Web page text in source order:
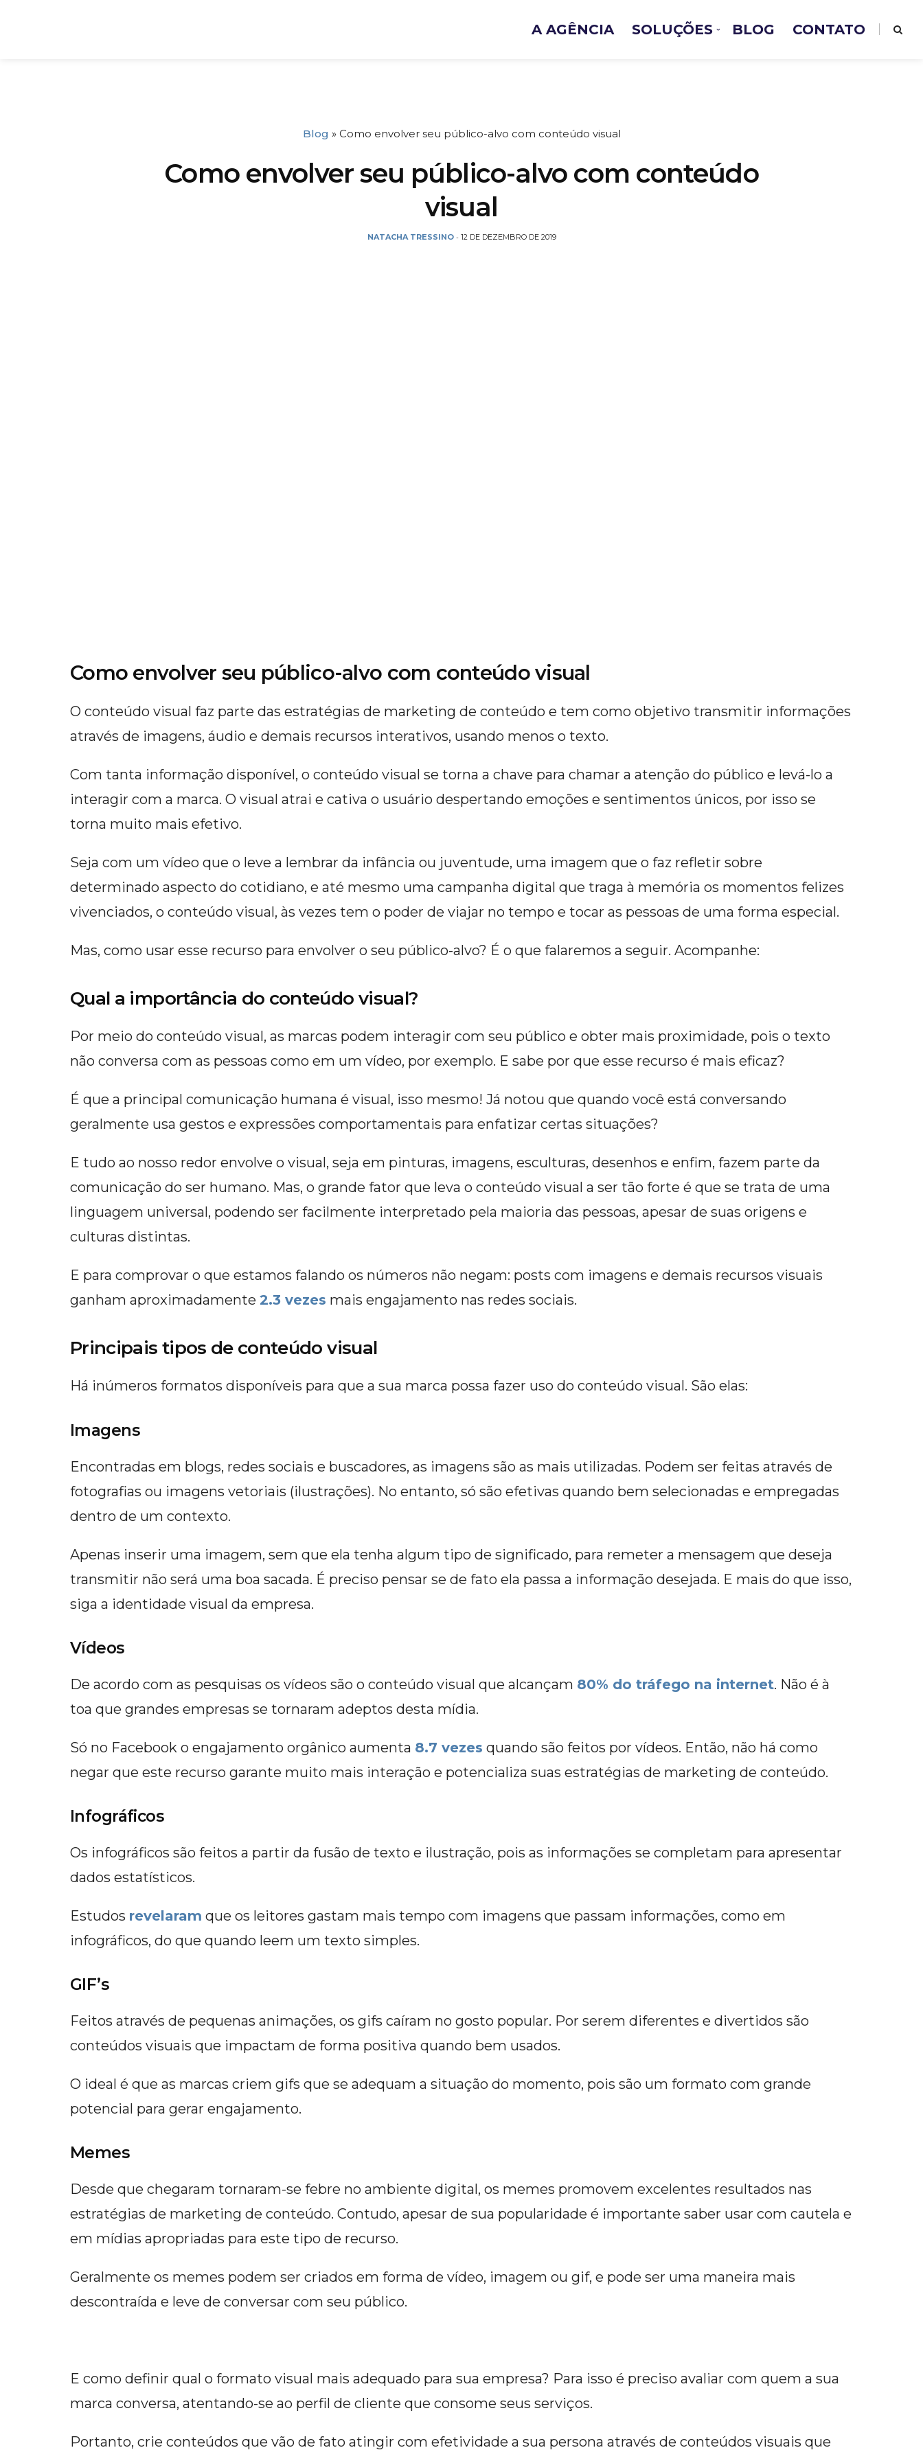
A AGÊNCIA SOLUÇÕES BLOG CONTATO
Blog » Como envolver seu público-alvo com conteúdo visual
Como envolver seu público-alvo com conteúdo
visual
NATACHA TRESSINO - 12 DE DEZEMBRO DE 2019
Como envolver seu público-alvo com conteúdo visual
O conteúdo visual faz parte das estratégias de marketing de conteúdo e tem como objetivo transmitir informações
através de imagens, áudio e demais recursos interativos, usando menos o texto.
Com tanta informação disponível, o conteúdo visual se torna a chave para chamar a atenção do público e levá-lo a
interagir com a marca. O visual atrai e cativa o usuário despertando emoções e sentimentos únicos, por isso se
torna muito mais efetivo.
Seja com um vídeo que o leve a lembrar da infância ou juventude, uma imagem que o faz refletir sobre
determinado aspecto do cotidiano, e até mesmo uma campanha digital que traga à memória os momentos felizes
vivenciados, o conteúdo visual, às vezes tem o poder de viajar no tempo e tocar as pessoas de uma forma especial.
Mas, como usar esse recurso para envolver o seu público-alvo? É o que falaremos a seguir. Acompanhe:
Qual a importância do conteúdo visual?
Por meio do conteúdo visual, as marcas podem interagir com seu público e obter mais proximidade, pois o texto
não conversa com as pessoas como em um vídeo, por exemplo. E sabe por que esse recurso é mais eficaz?
É que a principal comunicação humana é visual, isso mesmo! Já notou que quando você está conversando
geralmente usa gestos e expressões comportamentais para enfatizar certas situações?
E tudo ao nosso redor envolve o visual, seja em pinturas, imagens, esculturas, desenhos e enfim, fazem parte da
comunicação do ser humano. Mas, o grande fator que leva o conteúdo visual a ser tão forte é que se trata de uma
linguagem universal, podendo ser facilmente interpretado pela maioria das pessoas, apesar de suas origens e
culturas distintas.
E para comprovar o que estamos falando os números não negam: posts com imagens e demais recursos visuais
ganham aproximadamente 2.3 vezes mais engajamento nas redes sociais.
Principais tipos de conteúdo visual
Há inúmeros formatos disponíveis para que a sua marca possa fazer uso do conteúdo visual. São elas:
Imagens
Encontradas em blogs, redes sociais e buscadores, as imagens são as mais utilizadas. Podem ser feitas através de
fotografias ou imagens vetoriais (ilustrações). No entanto, só são efetivas quando bem selecionadas e empregadas
dentro de um contexto.
Apenas inserir uma imagem, sem que ela tenha algum tipo de significado, para remeter a mensagem que deseja
transmitir não será uma boa sacada. É preciso pensar se de fato ela passa a informação desejada. E mais do que isso,
siga a identidade visual da empresa.
Vídeos
De acordo com as pesquisas os vídeos são o conteúdo visual que alcançam 80% do tráfego na internet. Não é à
toa que grandes empresas se tornaram adeptos desta mídia.
Só no Facebook o engajamento orgânico aumenta 8.7 vezes quando são feitos por vídeos. Então, não há como
negar que este recurso garante muito mais interação e potencializa suas estratégias de marketing de conteúdo.
Infográficos
Os infográficos são feitos a partir da fusão de texto e ilustração, pois as informações se completam para apresentar
dados estatísticos.
Estudos revelaram que os leitores gastam mais tempo com imagens que passam informações, como em
infográficos, do que quando leem um texto simples.
GIF’s
Feitos através de pequenas animações, os gifs caíram no gosto popular. Por serem diferentes e divertidos são
conteúdos visuais que impactam de forma positiva quando bem usados.
O ideal é que as marcas criem gifs que se adequam a situação do momento, pois são um formato com grande
potencial para gerar engajamento.
Memes
Desde que chegaram tornaram-se febre no ambiente digital, os memes promovem excelentes resultados nas
estratégias de marketing de conteúdo. Contudo, apesar de sua popularidade é importante saber usar com cautela e
em mídias apropriadas para este tipo de recurso.
Geralmente os memes podem ser criados em forma de vídeo, imagem ou gif, e pode ser uma maneira mais
descontraída e leve de conversar com seu público.
E como definir qual o formato visual mais adequado para sua empresa? Para isso é preciso avaliar com quem a sua
marca conversa, atentando-se ao perfil de cliente que consome seus serviços.
Portanto, crie conteúdos que vão de fato atingir com efetividade a sua persona através de conteúdos visuais que